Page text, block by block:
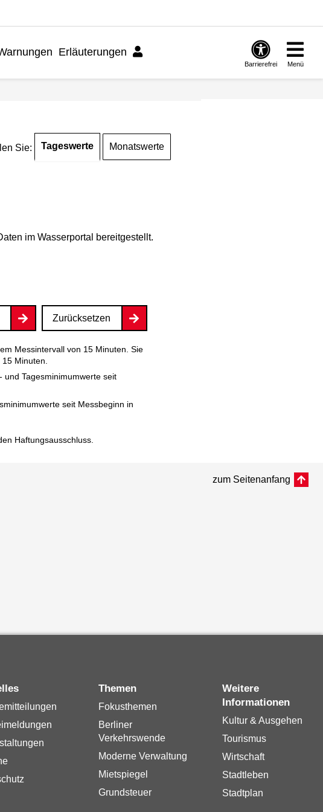
Erläuterungen
Barrierefrei Menü
Sie: Tageswerte Monatswerte
im Wasserportal bereitgestellt.
Zurücksetzen
Messintervall von 15 Minuten. Sie
Minuten.
Tagesminimumwerte seit
seit Messbeginn in
Haftungsausschluss.
zum Seitenanfang
Themen
Fokusthemen
Berliner
Verkehrswende
Moderne Verwaltung
Mietspiegel
Grundsteuer
Weitere
Informationen
Kultur & Ausgehen
Tourismus
Wirtschaft
Stadtleben
Stadtplan